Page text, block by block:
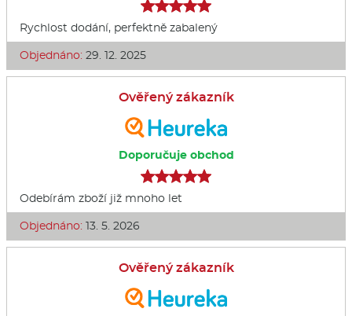
Rychlost dodání, perfektně zabalený
Objednáno: 29. 12. 2025
Ověřený zákazník
Doporučuje obchod
Odebírám zboží již mnoho let
Objednáno: 13. 5. 2026
Ověřený zákazník